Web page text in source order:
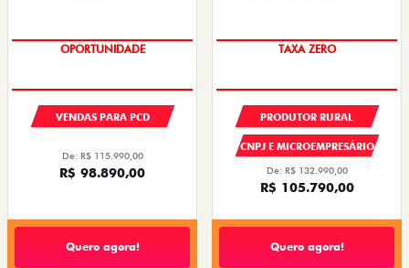
OPORTUNIDADE
VENDAS PARA PCD
De: R$ 115.990,00
R$ 98.890,00
Quero agora!
TAXA ZERO
PRODUTOR RURAL
CNPJ E MICROEMPRESÁRIO
De: R$ 132.990,00
R$ 105.790,00
Quero agora!